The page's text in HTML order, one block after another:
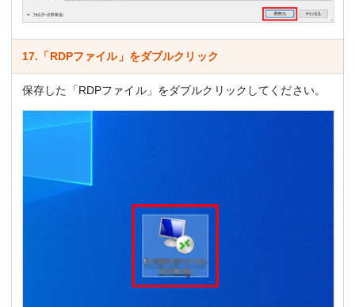
17.「RDPファイル」をダブルクリック
保存した「RDPファイル」をダブルクリックしてください。